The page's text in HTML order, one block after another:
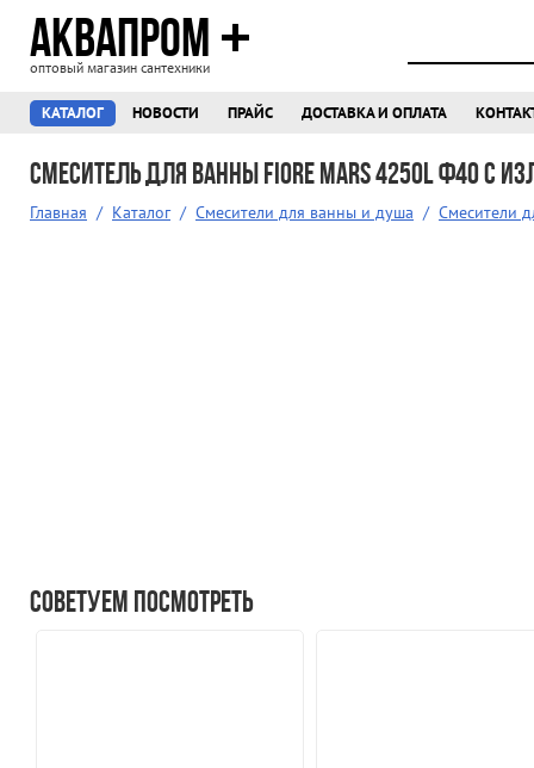
АКВАПРОМ
оптовый магазин сантехники
КАТАЛОГ НОВОСТИ ПРАЙС ДОСТАВКА И ОПЛАТА
Смеситель для ванны Fiore MARS 4250L ф40 с
Главная / Каталог / Смесители для ванны и душа / Смесители
Советуем посмотреть